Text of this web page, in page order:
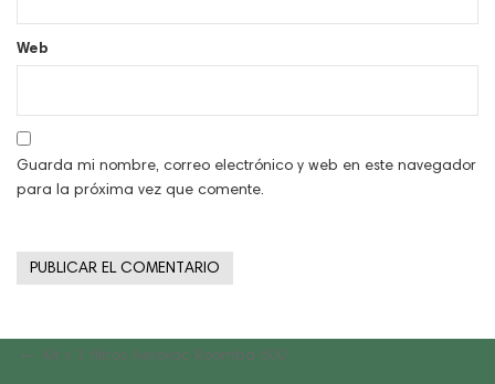
Web
Guarda mi nombre, correo electrónico y web en este navegador
para la próxima vez que comente.
Navegación
PreviousKit x 3 filtros Aerovac Roomba 600